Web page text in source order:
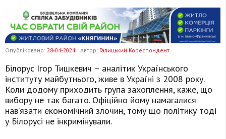
Опубліковано: 28-04-2024 Автор: Галицький Кореспондент
Білорус Ігор Тишкевич – аналітик Українського
інституту майбутнього, живе в Україні з 2008 року.
Коли додому приходить група захоплення, каже, що
вибору не так багато. Офіційно йому намагалися
нав’язати економічний злочин, тому що політику тоді
у Білорусі не інкримінували.